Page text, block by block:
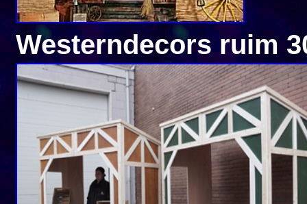
Westerndecors ruim